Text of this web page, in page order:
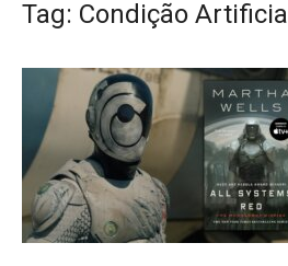
Tag: Condição Artificial